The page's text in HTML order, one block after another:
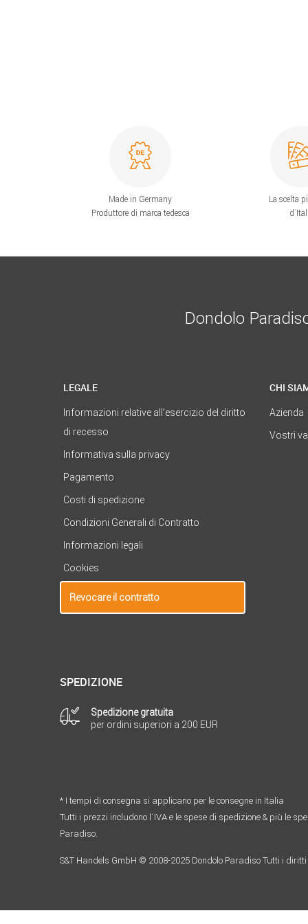
Made in Germany
Produttore di marca tedesca
La scelta
Dondolo
LEGALE
Informazioni relative all’esercizio del diritto
di recesso
Informativa sulla privacy
Pagamento
Costi di spedizione
Condizioni Generali di Contratto
Informazioni legali
Cookies
Revocare il contratto
CHI
Azienda
Vostri
SPEDIZIONE
Spedizione gratuita
per ordini superiori a 200 EUR
* I tempi di consegna si applicano per le consegne in Italia
Tutti i prezzi includono l´IVA e le spese di spedizione & più le
Paradiso.
S&T Handels GmbH © 2008-2025 Dondolo Paradiso Tutti i